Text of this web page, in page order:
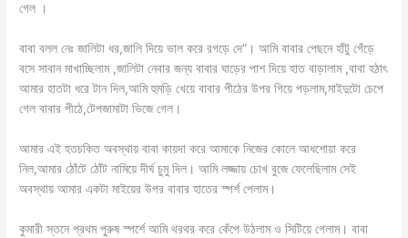
গেল ।
বাবা বলল নেঃ জালিটা ধর,জালি দিয়ে ভাল করে রগড়ে দে”। আমি বাবার পেছনে হাঁটু গেঁড়ে
বসে সাবান মাখাচ্ছিলাম ,জালিটা নেবার জন্য বাবার ঘাড়ের পাশ দিয়ে হাত বাড়ালাম ,বাবা হঠাৎ
আমার হাতটা ধরে টান দিল,আমি হুমড়ি খেয়ে বাবার পীঠের উপর গিয়ে পড়লাম,মাইদুটো চেপে
গেল বাবার পীঠে,টেপজামাটা ভিজে গেল।
আমার এই হতচকিত অবস্থায় বাবা কায়দা করে আমাকে নিজের কোলে আধশোয়া করে
নিল,আমার ঠোঁটে ঠোঁট নামিয়ে দীর্ঘ চুমু দিল। আমি লজ্জায় চোখ বুজে ফেলেছিলাম সেই
অবস্থায় আমার একটা মাইয়ের উপর বাবার হাতের স্পর্শ পেলাম।
কুমারী স্তনে প্রথম পুরুষ স্পর্শে আমি থরথর করে কেঁপে উঠলাম ও সিটিয়ে গেলাম। বাবা